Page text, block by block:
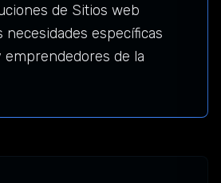
de Sitios web
necesidades específicas
de la